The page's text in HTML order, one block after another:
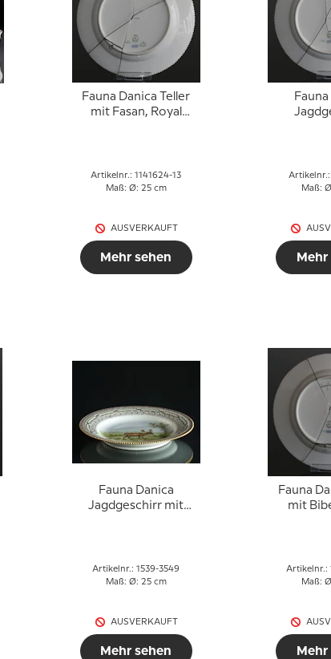
Fauna Danica Teller
mit Fasan, Royal
Artikelnr.: 1141624-13
Maß: Ø: 25 cm
AUSVERKAUFT
Mehr sehen
Artikelnr.:
Maß:
Mehr
Fauna Danica
Jagdgeschirr mit
Artikelnr.: 1539-3549
Maß: Ø: 25 cm
AUSVERKAUFT
Mehr sehen
Fauna
mit
Artikelnr.:
Maß:
Mehr